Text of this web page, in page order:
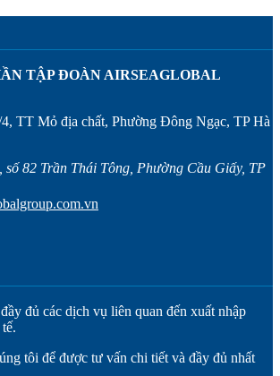
TẬP ĐOÀN AIRSEAGLOBAL
TT Mỏ địa chất, Phường Đông Ngạc, TP Hà
số 82 Trần Thái Tông, Phường Cầu Giấy, TP
đủ các dịch vụ liên quan đến xuất nhập
tôi để được tư vấn chi tiết và đầy đủ nhất